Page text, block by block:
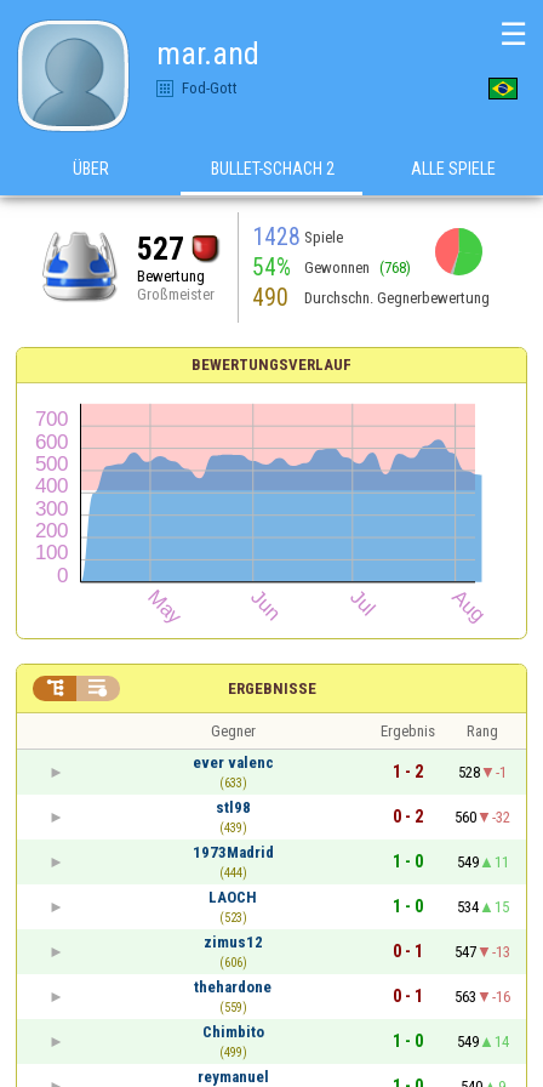
mar.and
Fod-Gott
☰
ÜBER BULLET-SCHACH 2 ALLE SPIELE
527
Bewertung
Großmeister
1428 Spiele
54% Gewonnen (768)
490 Durchschn. Gegnerbewertung
BEWERTUNGSVERLAUF
ERGEBNISSE
 
Gegner Ergebnis
Rang
ever valenc
(633)
1 - 2 528
-1
stl98
(439)
0 - 2 560
-32
1973Madrid
(444)
1 - 0 549
11
LAOCH
(523)
1 - 0 534
15
zimus12
(606)
0 - 1 547
-13
thehardone
(559)
0 - 1 563
-16
Chimbito
(499)
1 - 0 549
14
reymanuel